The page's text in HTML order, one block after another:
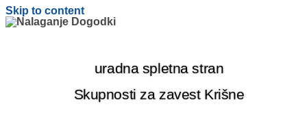
Skip to content
uradna spletna stran
Skupnosti za zavest Krišne